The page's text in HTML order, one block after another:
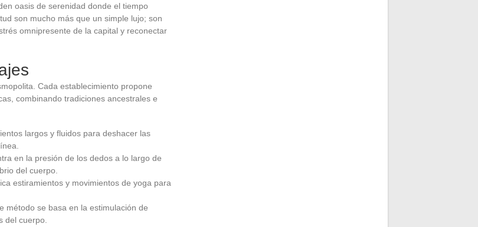
oasis de serenidad donde el tiempo
son mucho más que un simple lujo; son
omnipresente de la capital y reconectar
Cada establecimiento propone
combinando tradiciones ancestrales e
largos y fluidos para deshacer las
en la presión de los dedos a lo largo de
del cuerpo.
estiramientos y movimientos de yoga para
método se basa en la estimulación de
del cuerpo.